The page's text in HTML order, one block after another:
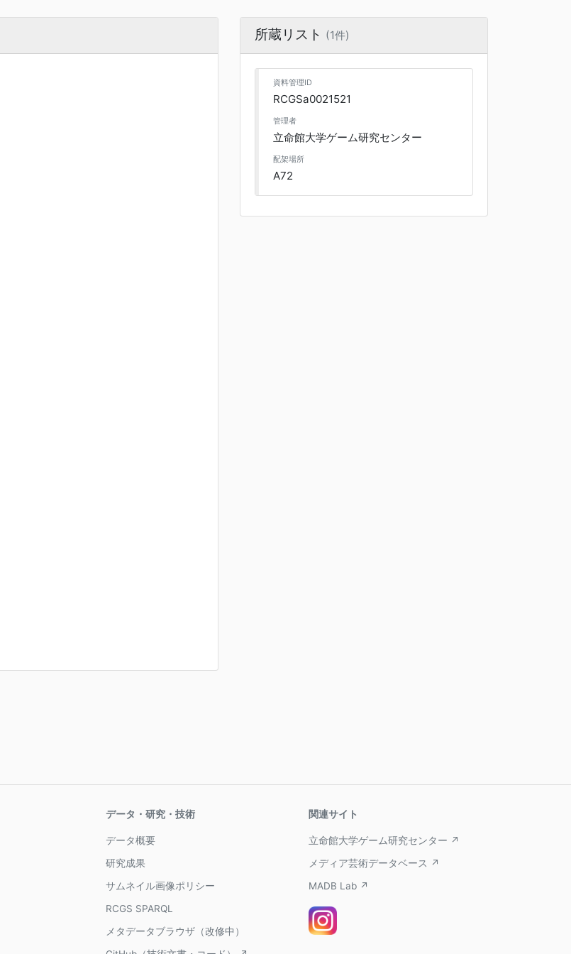
所蔵リスト (1件)
資料管理ID
RCGSa0021521
管理者
立命館大学ゲーム研究センター
配架場所
A72
データ・研究・技術
データ概要
研究成果
サムネイル画像ポリシー
RCGS SPARQL
メタデータブラウザ（改修中）
関連サイト
立命館大学ゲーム研究センター ↗
メディア芸術データベース ↗
MADB Lab ↗